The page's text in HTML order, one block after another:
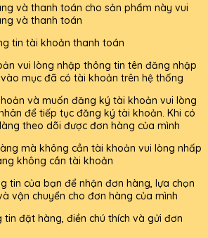
và thanh toán cho sản phẩm này vui
và thanh toán
tin tài khoản thanh toán
vui lòng nhập thông tin tên đăng nhập
mục đã có tài khoản trên hệ thống
và muốn đăng ký tài khoản vui lòng
để tiếp tục đăng ký tài khoản. Khi có
theo dõi được đơn hàng của mình
mà không cần tài khoản vui lòng nhấp
không cần tài khoản
tin của bạn để nhận đơn hàng, lựa chọn
vận chuyển cho đơn hàng của mình
tin đặt hàng, điền chú thích và gửi đơn